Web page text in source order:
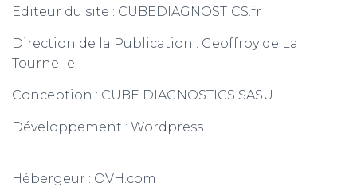
Editeur du site : CUBEDIAGNOSTICS.fr
Direction de la Publication : Geoffroy de La
Tournelle
Conception : CUBE DIAGNOSTICS SASU
Développement : Wordpress
Hébergeur : OVH.com